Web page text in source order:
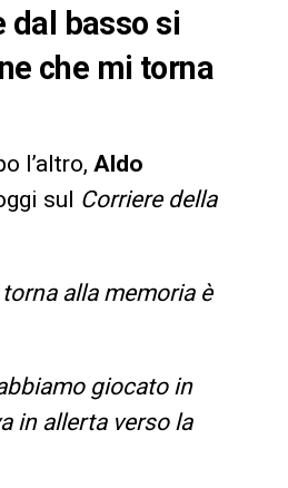
dal basso si
che mi torna
l’altro, Aldo
sul Corriere della
alla memoria è
giocato in
in allerta verso la